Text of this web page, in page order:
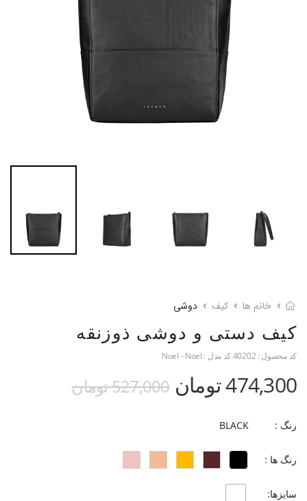
خانم ها کیف دوشی
کد محصول : 40202کد مدل : Noel - Noel
474,300 تومان 527,000 تومان
رنگ : BLACK
رنگ ها :
سایزها: